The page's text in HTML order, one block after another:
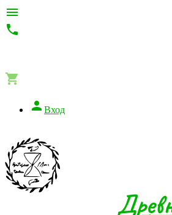



 Вход